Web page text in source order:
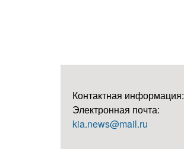
Контактная информация:
Электронная почта:
kia.news@mail.ru